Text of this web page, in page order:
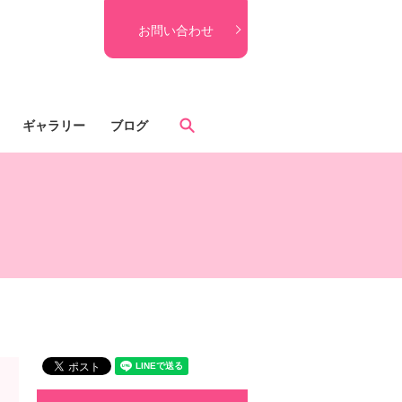
お問い合わせ
ギャラリー ブログ